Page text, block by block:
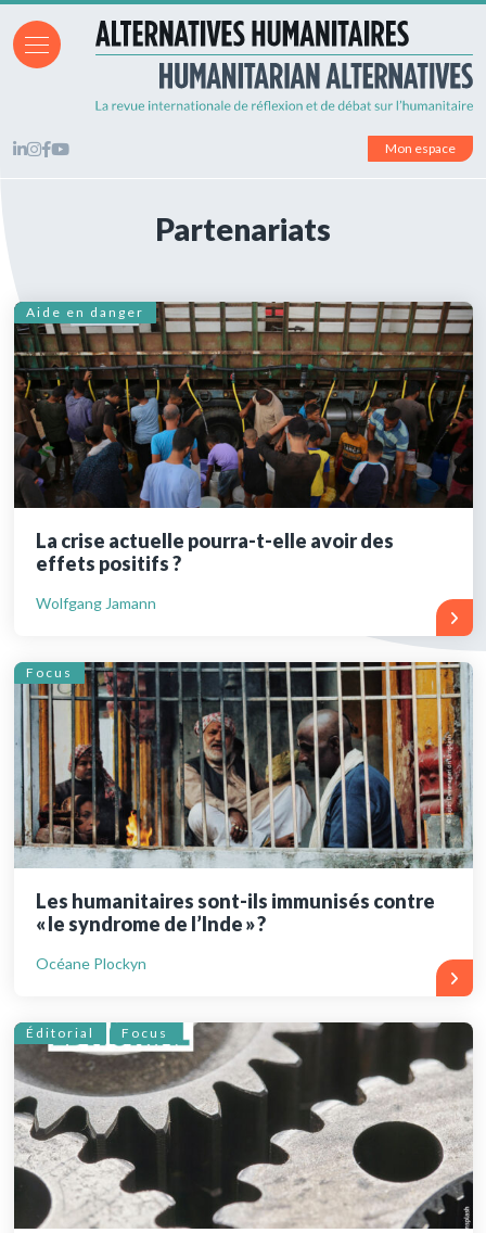
Mon espace
Partenariats
Aide en danger
La crise actuelle pourra-t-elle avoir des
effets positifs ?
Wolfgang Jamann
Focus
Les humanitaires sont-ils immunisés contre
« le syndrome de l’Inde » ?
Océane Plockyn
Éditorial Focus